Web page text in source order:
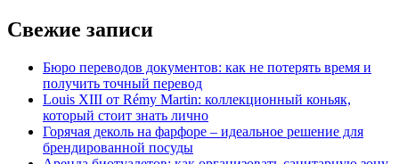
Свежие записи
Бюро переводов документов: как не потерять время и
получить точный перевод
Louis XIII от Rémy Martin: коллекционный коньяк,
который стоит знать лично
Горячая деколь на фарфоре – идеальное решение для
брендированной посуды